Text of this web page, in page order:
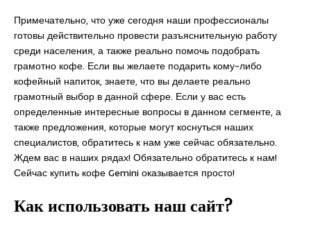
Примечательно, что уже сегодня наши профессионалы
готовы действительно провести разъяснительную работу
среди населения, а также реально помочь подобрать
грамотно кофе. Если вы желаете подарить кому-либо
кофейный напиток, знаете, что вы делаете реально
грамотный выбор в данной сфере. Если у вас есть
определенные интересные вопросы в данном сегменте, а
также предложения, которые могут коснуться наших
специалистов, обратитесь к нам уже сейчас обязательно.
Ждем вас в наших рядах! Обязательно обратитесь к нам!
Сейчас купить кофе Gemini оказывается просто!
Как использовать наш сайт?